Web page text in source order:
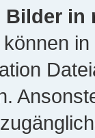
Bilder in